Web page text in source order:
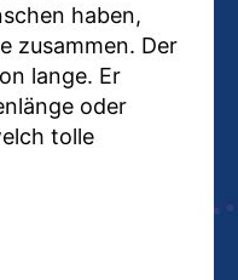
haben,
zusammen. Der
lange. Er
oder
tolle